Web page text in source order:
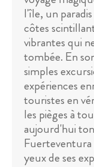
l'île, un
côtes
vibrantes qui
tombée. En
simples
expériences
touristes en
les pièges à
aujourd'hui
yeux de ses